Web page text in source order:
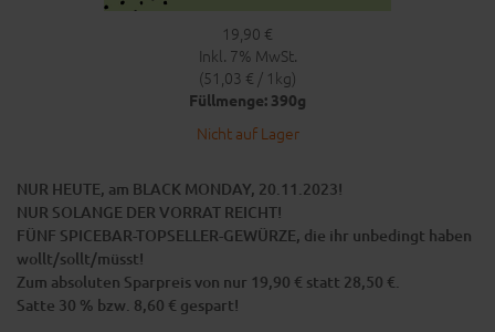
19,90 €
Inkl. 7% MwSt.
(51,03 € / 1kg)
Füllmenge: 390g
Nicht auf Lager
NUR HEUTE, am BLACK MONDAY, 20.11.2023!
NUR SOLANGE DER VORRAT REICHT!
FÜNF SPICEBAR-TOPSELLER-GEWÜRZE, die ihr unbedingt haben
wollt/sollt/müsst!
Zum absoluten Sparpreis von nur 19,90 € statt 28,50 €.
Satte 30 % bzw. 8,60 € gespart!